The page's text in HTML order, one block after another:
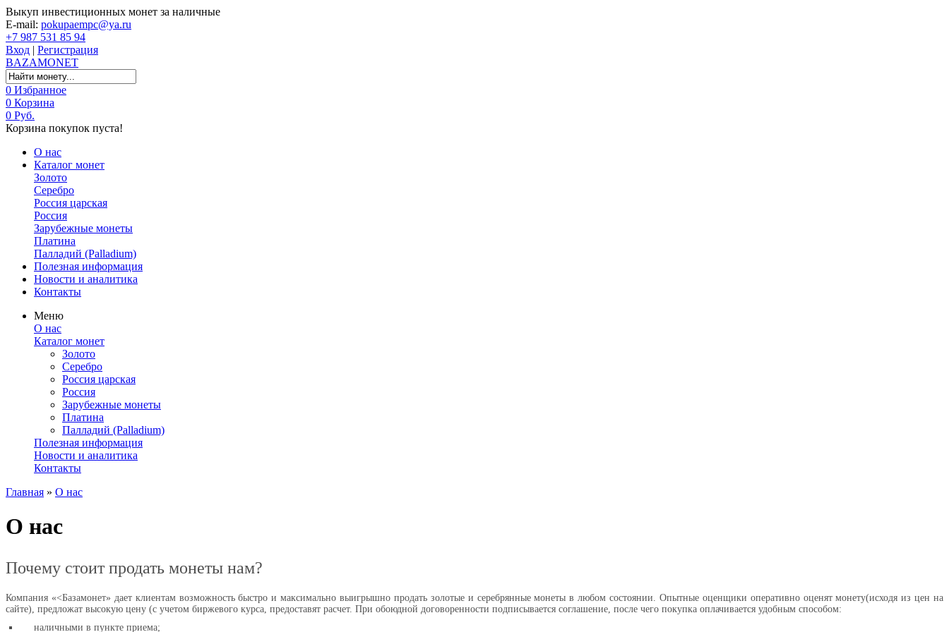
Выкуп инвестиционных монет за наличные
E-mail: pokupaempc@ya.ru
+7 987 531 85 94
Вход | Регистрация
BAZAMONET
0 Избранное
0 Корзина
0 Руб.
Корзина покупок пуста!
О нас
Каталог монет
Золото
Серебро
Россия царская
Россия
Зарубежные монеты
Платина
Палладий (Palladium)
Полезная информация
Новости и аналитика
Контакты
Меню
О нас
Каталог монет
Золото
Серебро
Россия царская
Россия
Зарубежные монеты
Платина
Палладий (Palladium)
Полезная информация
Новости и аналитика
Контакты
Главная » О нас
О нас
Почему стоит продать монеты нам?
Компания «<Базамонет» дает клиентам возможность быстро и максимально выигрышно продать золотые и серебрянные монеты в любом состоянии. Опытные оценщики оперативно оценят монету(исходя из цен на
сайте), предложат высокую цену (с учетом биржевого курса, предоставят расчет. При обоюдной договоренности подписывается соглашение, после чего покупка оплачивается удобным способом:
наличными в пункте приема;